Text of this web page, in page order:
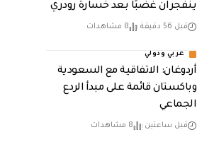
ينفجران غضبًا بعد خسارة رودري
قبل 56 دقيقة 8 مشاهدات
عربي ودولي
أردوغان: الاتفاقية مع السعودية
وباكستان قائمة على مبدأ الردع
الجماعي
قبل ساعتين 8 مشاهدات